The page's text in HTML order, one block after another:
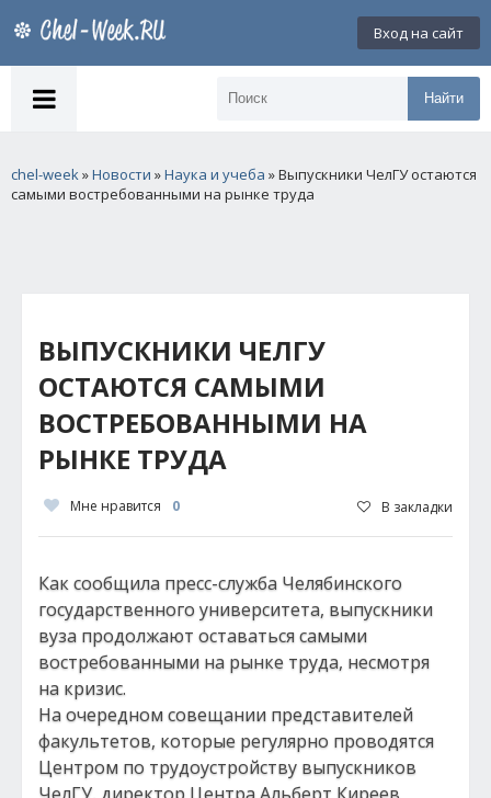
Вход на сайт
Найти
chel-week»Новости »Наука и учеба » Выпускники ЧелГУ остаются
самыми востребованными на рынке труда
ВЫПУСКНИКИ ЧЕЛГУ
ОСТАЮТСЯ САМЫМИ
ВОСТРЕБОВАННЫМИ НА
РЫНКЕ ТРУДА
Мне нравится 0 В закладки
Как сообщила пресс-служба Челябинского
государственного университета, выпускники
вуза продолжают оставаться самыми
востребованными на рынке труда, несмотря
на кризис.
На очередном совещании представителей
факультетов, которые регулярно проводятся
Центром по трудоустройству выпускников